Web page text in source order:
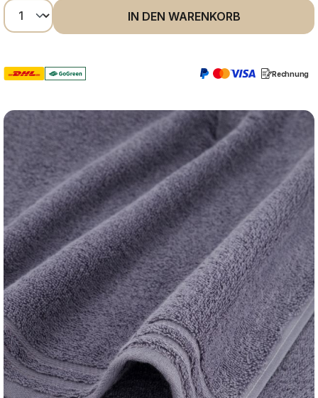
Produkt Anzahl: Gib den gewünschten
IN DEN WARENKORB
Rechnung